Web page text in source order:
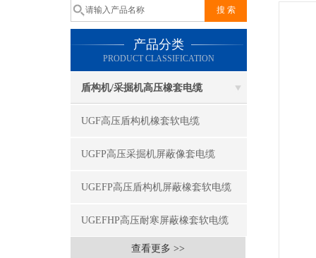
产品分类
PRODUCT CLASSIFICATION
盾构机/采掘机高压橡套电缆
UGF高压盾构机橡套软电缆
UGFP高压采掘机屏蔽像套电缆
UGEFP高压盾构机屏蔽橡套软电缆
UGEFHP高压耐寒屏蔽橡套软电缆
查看更多 >>